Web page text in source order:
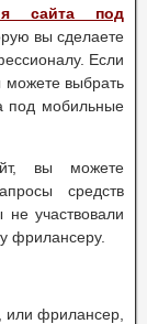
сайта под
вы сделаете
Если
можете выбрать
под мобильные
вы можете
средств
участвовали
фрилансеру.
или фрилансер,